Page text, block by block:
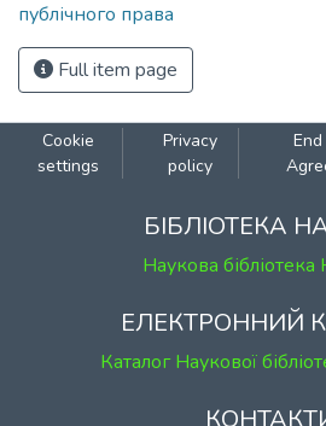
публічного права
Full item page
Cookie
settings
Privacy
policy
БІБЛІОТЕКА
Наукова
ЕЛЕКТРОННИЙ
Каталог Наукової